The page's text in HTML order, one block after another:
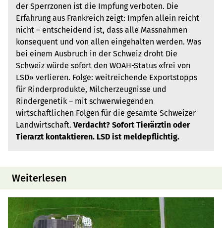
der Sperrzonen ist die Impfung verboten. Die
Erfahrung aus Frankreich zeigt: Impfen allein reicht
nicht – entscheidend ist, dass alle Massnahmen
konsequent und von allen eingehalten werden. Was
bei einem Ausbruch in der Schweiz droht Die
Schweiz würde sofort den WOAH-Status «frei von
LSD» verlieren. Folge: weitreichende Exportstopps
für Rinderprodukte, Milcherzeugnisse und
Rindergenetik – mit schwerwiegenden
wirtschaftlichen Folgen für die gesamte Schweizer
Landwirtschaft. Verdacht? Sofort Tierärztin oder
Tierarzt kontaktieren. LSD ist meldepflichtig.
Weiterlesen